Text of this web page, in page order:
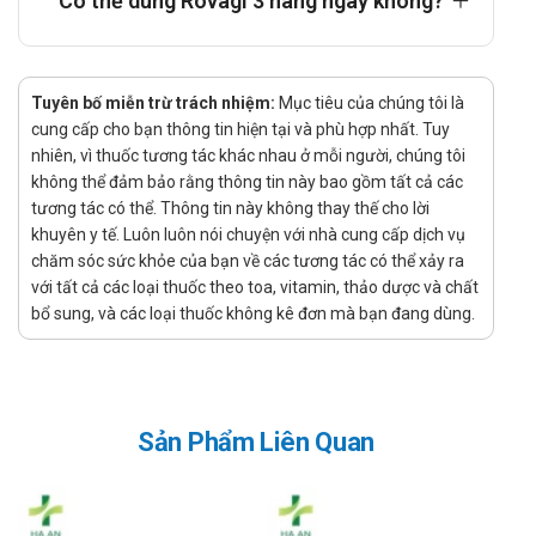
Chuyển hóa: Spiramycin được chuyển hóa chủ yếu
tại gan thông qua các quá trình sinh học nội sinh.
phân, chỉ một lượng nhỏ bài tiết qua nước tiểu.
Thuốc Rovagi 3 có tác dụng gì?
Thuốc được sử dụng trong điều trị nhiễm khuẩn đường hô
hấp trên như viêm họng, viêm amidan, viêm xoang do vi
khuẩn nhạy cảm.
Rovagi 3 được chỉ định trong các nhiễm khuẩn răng hàm
mặt, bao gồm viêm lợi và nhiễm khuẩn quanh răng.
Thuốc có thể được dùng trong điều trị một số nhiễm
Người bị nhiễm khuẩn đường hô hấp trên do vi khuẩn nhạy
Người mắc nhiễm khuẩn răng hàm mặt cần sử dụng kháng
sinh nhóm macrolid.
Tuyên bố miễn trừ trách nhiệm: Mục tiêu của chúng tôi là
cung cấp cho bạn thông tin hiện tại và phù hợp nhất. Tuy
nhiên, vì thuốc tương tác khác nhau ở mỗi người, chúng tôi
không thể đảm bảo rằng thông tin này bao gồm tất cả các
tương tác có thể. Thông tin này không thay thế cho lời
khuyên y tế. Luôn luôn nói chuyện với nhà cung cấp dịch vụ
chăm sóc sức khỏe của bạn về các tương tác có thể xảy ra
với tất cả các loại thuốc theo toa, vitamin, thảo dược và chất
bổ sung, và các loại thuốc không kê đơn mà bạn đang dùng.
Sản Phẩm Liên Quan